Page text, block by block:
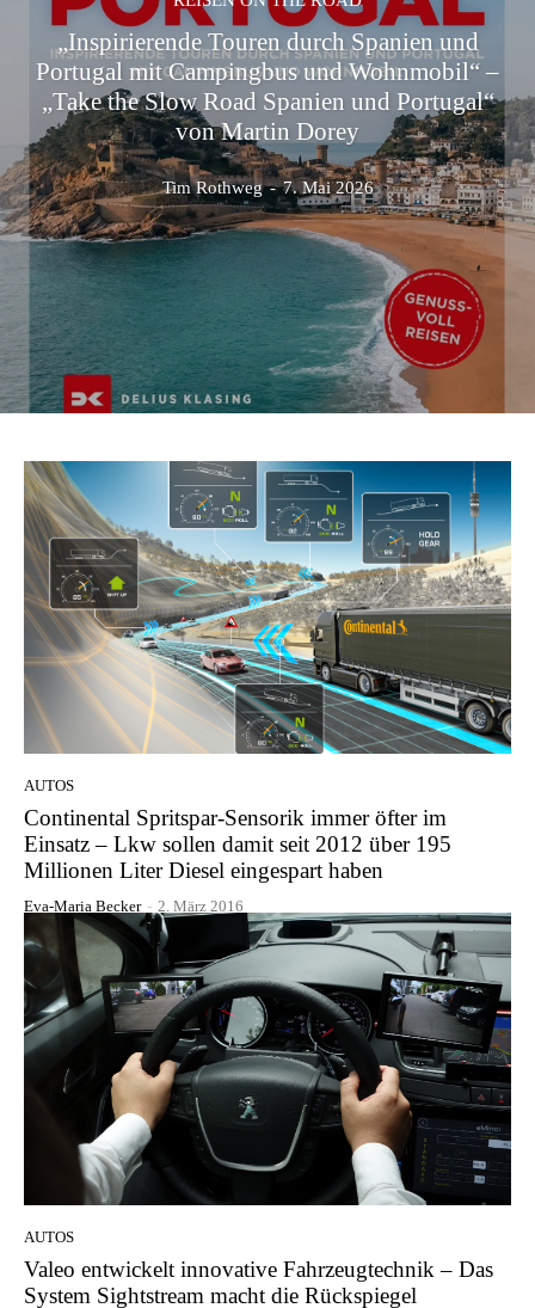
„Inspirierende Touren durch Spanien und
Portugal mit Campingbus und Wohnmobil“ –
„Take the Slow Road Spanien und Portugal“
von Martin Dorey
Tim Rothweg - 7. Mai 2026
AUTOS
Continental Spritspar-Sensorik immer öfter im
Einsatz – Lkw sollen damit seit 2012 über 195
Millionen Liter Diesel eingespart haben
Eva-Maria Becker - 2. März 2016
AUTOS
Valeo entwickelt innovative Fahrzeugtechnik – Das
System Sightstream macht die Rückspiegel